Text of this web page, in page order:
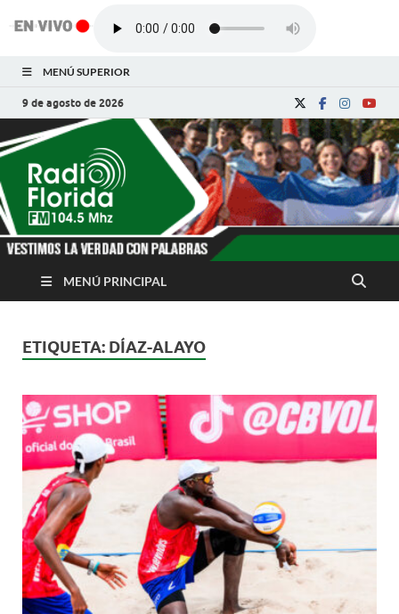
MENÚ SUPERIOR
9 de agosto de 2026
Radio Florida de
Cuba
Noticias y Actualidades de Florida, Camagüey,
MENÚ PRINCIPAL
ETIQUETA: DÍAZ-ALAYO